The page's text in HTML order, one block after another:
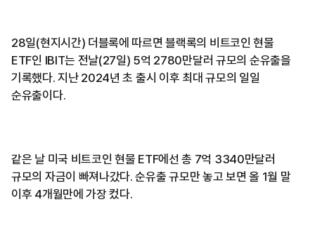
28일(현지시간) 더블록에 따르면 블랙록의 비트코인 현물
ETF인 IBIT는 전날(27일) 5억 2780만달러 규모의 순유출을
기록했다. 지난 2024년 초 출시 이후 최대 규모의 일일
순유출이다.
같은 날 미국 비트코인 현물 ETF에선 총 7억 3340만달러
규모의 자금이 빠져나갔다. 순유출 규모만 놓고 보면 올 1월 말
이후 4개월만에 가장 컸다.